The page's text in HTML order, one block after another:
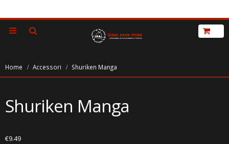
Home Accessori Shuriken Manga
Shuriken Manga
€9.49